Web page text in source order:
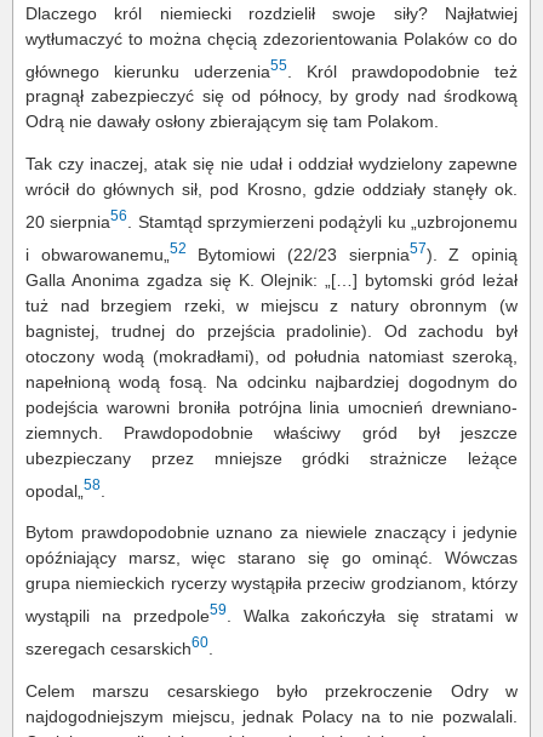
Dlaczego król niemiecki rozdzielił swoje siły? Najłatwiej
wytłumaczyć to można chęcią zdezorientowania Polaków co do
głównego kierunku uderzenia55
. Król prawdopodobnie też
pragnął zabezpieczyć się od północy, by grody nad środkową
Odrą nie dawały osłony zbierającym się tam Polakom.
Tak czy inaczej, atak się nie udał i oddział wydzielony zapewne
wrócił do głównych sił, pod Krosno, gdzie oddziały stanęły ok.
20 sierpnia56
. Stamtąd sprzymierzeni podążyli ku „uzbrojonemu
i obwarowanemu„ 52 Bytomiowi (22/23 sierpnia57). Z opinią
Galla Anonima zgadza się K. Olejnik: „[…] bytomski gród leżał
tuż nad brzegiem rzeki, w miejscu z natury obronnym (w
bagnistej, trudnej do przejścia pradolinie). Od zachodu był
otoczony wodą (mokradłami), od południa natomiast szeroką,
napełnioną wodą fosą. Na odcinku najbardziej dogodnym do
podejścia warowni broniła potrójna linia umocnień drewniano-
ziemnych. Prawdopodobnie właściwy gród był jeszcze
ubezpieczany przez mniejsze gródki strażnicze leżące
opodal„ 58
Bytom prawdopodobnie uznano za niewiele znaczący i jedynie
opóźniający marsz, więc starano się go ominąć. Wówczas
grupa niemieckich rycerzy wystąpiła przeciw grodzianom, którzy
wystąpili na przedpole59. Walka zakończyła się stratami w
szeregach cesarskich60
Celem marszu cesarskiego było przekroczenie Odry w
najdogodniejszym miejscu, jednak Polacy na to nie pozwalali.